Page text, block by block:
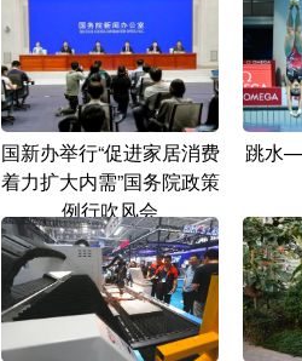
国新办举行“促进家居消费
着力扩大内需”国务院政策
例行吹风会
跳水